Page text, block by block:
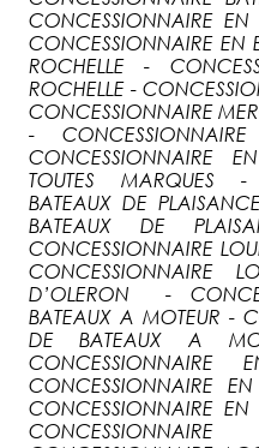
CONCESSIONNAIRE
CONCESSIONNAIRE EN
ROCHELLE -
ROCHELLE -
CONCESSIONNAIRE
-
CONCESSIONNAIRE
TOUTES MARQUES -
BATEAUX DE
BATEAUX DE
CONCESSIONNAIRE
CONCESSIONNAIRE
D’OLERON -
BATEAUX A MOTEUR -
DE BATEAUX A
CONCESSIONNAIRE
CONCESSIONNAIRE